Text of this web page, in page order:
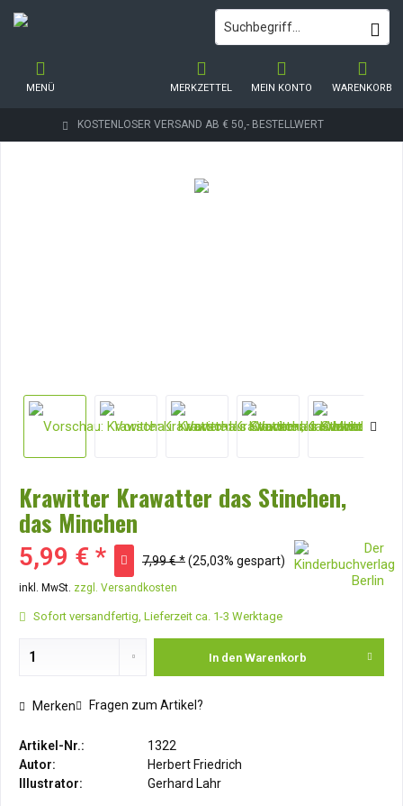
KOSTENLOSER VERSAND AB € 50,- BESTELLWERT
WARENKORB
MERKZETTEL MEIN KONTO
MENÜ
Krawitter Krawatter das Stinchen,
das Minchen
5,99 € * 7,99 € *(25,03% gespart)
inkl. MwSt. zzgl. Versandkosten
Sofort versandfertig, Lieferzeit ca. 1-3 Werktage
In den Warenkorb
Merken Fragen zum Artikel?
Artikel-Nr.:
1322
Autor:
Herbert Friedrich
Illustrator:
Gerhard Lahr